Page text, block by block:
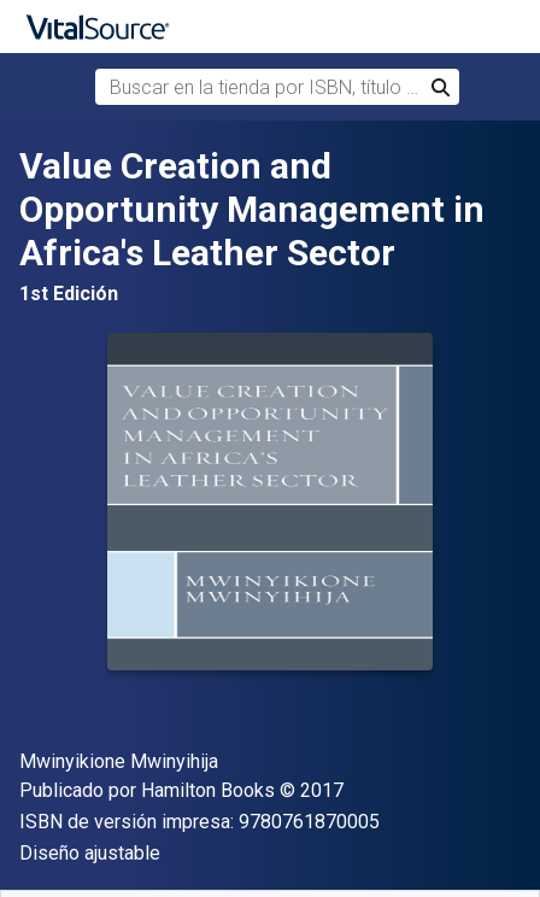
Saltar al contenido principal
Buscar en la tienda por ISBN, título o autor
Buscar
Value Creation and
Opportunity Management in
Africa's Leather Sector
1st Edición
Autor(es)
Mwinyikione Mwinyihija
Editor
Publicado por Hamilton Books Copyright
© 2017
ISBN de versión impresa: 9780761870005
Formato
Diseño ajustable